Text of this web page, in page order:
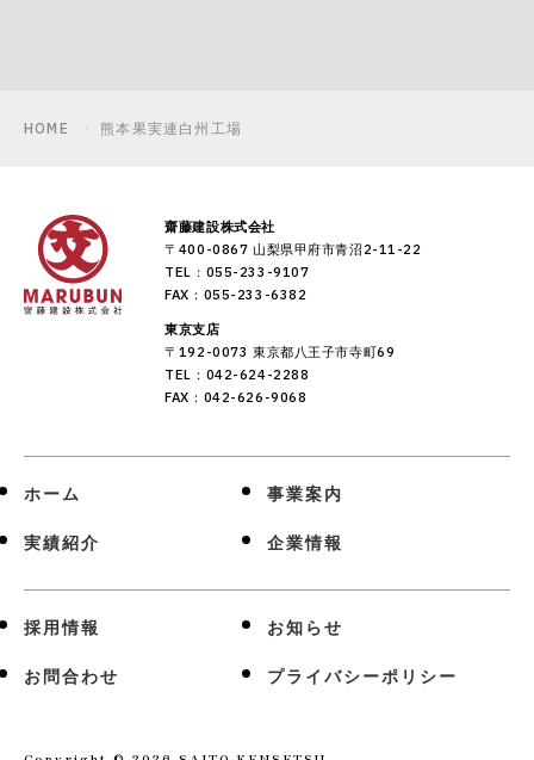
HOME 熊本果実連白州工場
齋藤建設株式会社
〒400-0867 山梨県甲府市青沼2-11-22
TEL：055-233-9107
FAX：055-233-6382
東京支店
〒192-0073 東京都八王子市寺町69
TEL：042-624-2288
FAX：042-626-9068
ホーム 事業案内
実績紹介 企業情報
採用情報 お知らせ
お問合わせ プライバシーポリシー